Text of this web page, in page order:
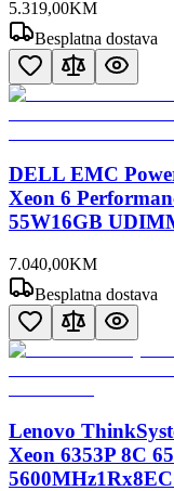
5.319,00KM
Besplatna dostava
DELL EMC
Xeon 6
55W16GB
7.040,00KM
Besplatna dostava
Lenovo
Xeon 6353P 8C